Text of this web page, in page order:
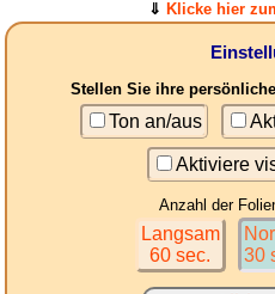
⇓ Klicke hier
Stellen Sie ihre
Ton an/aus
Aktiviere
Anzahl der
Langsam
60 sec.
30